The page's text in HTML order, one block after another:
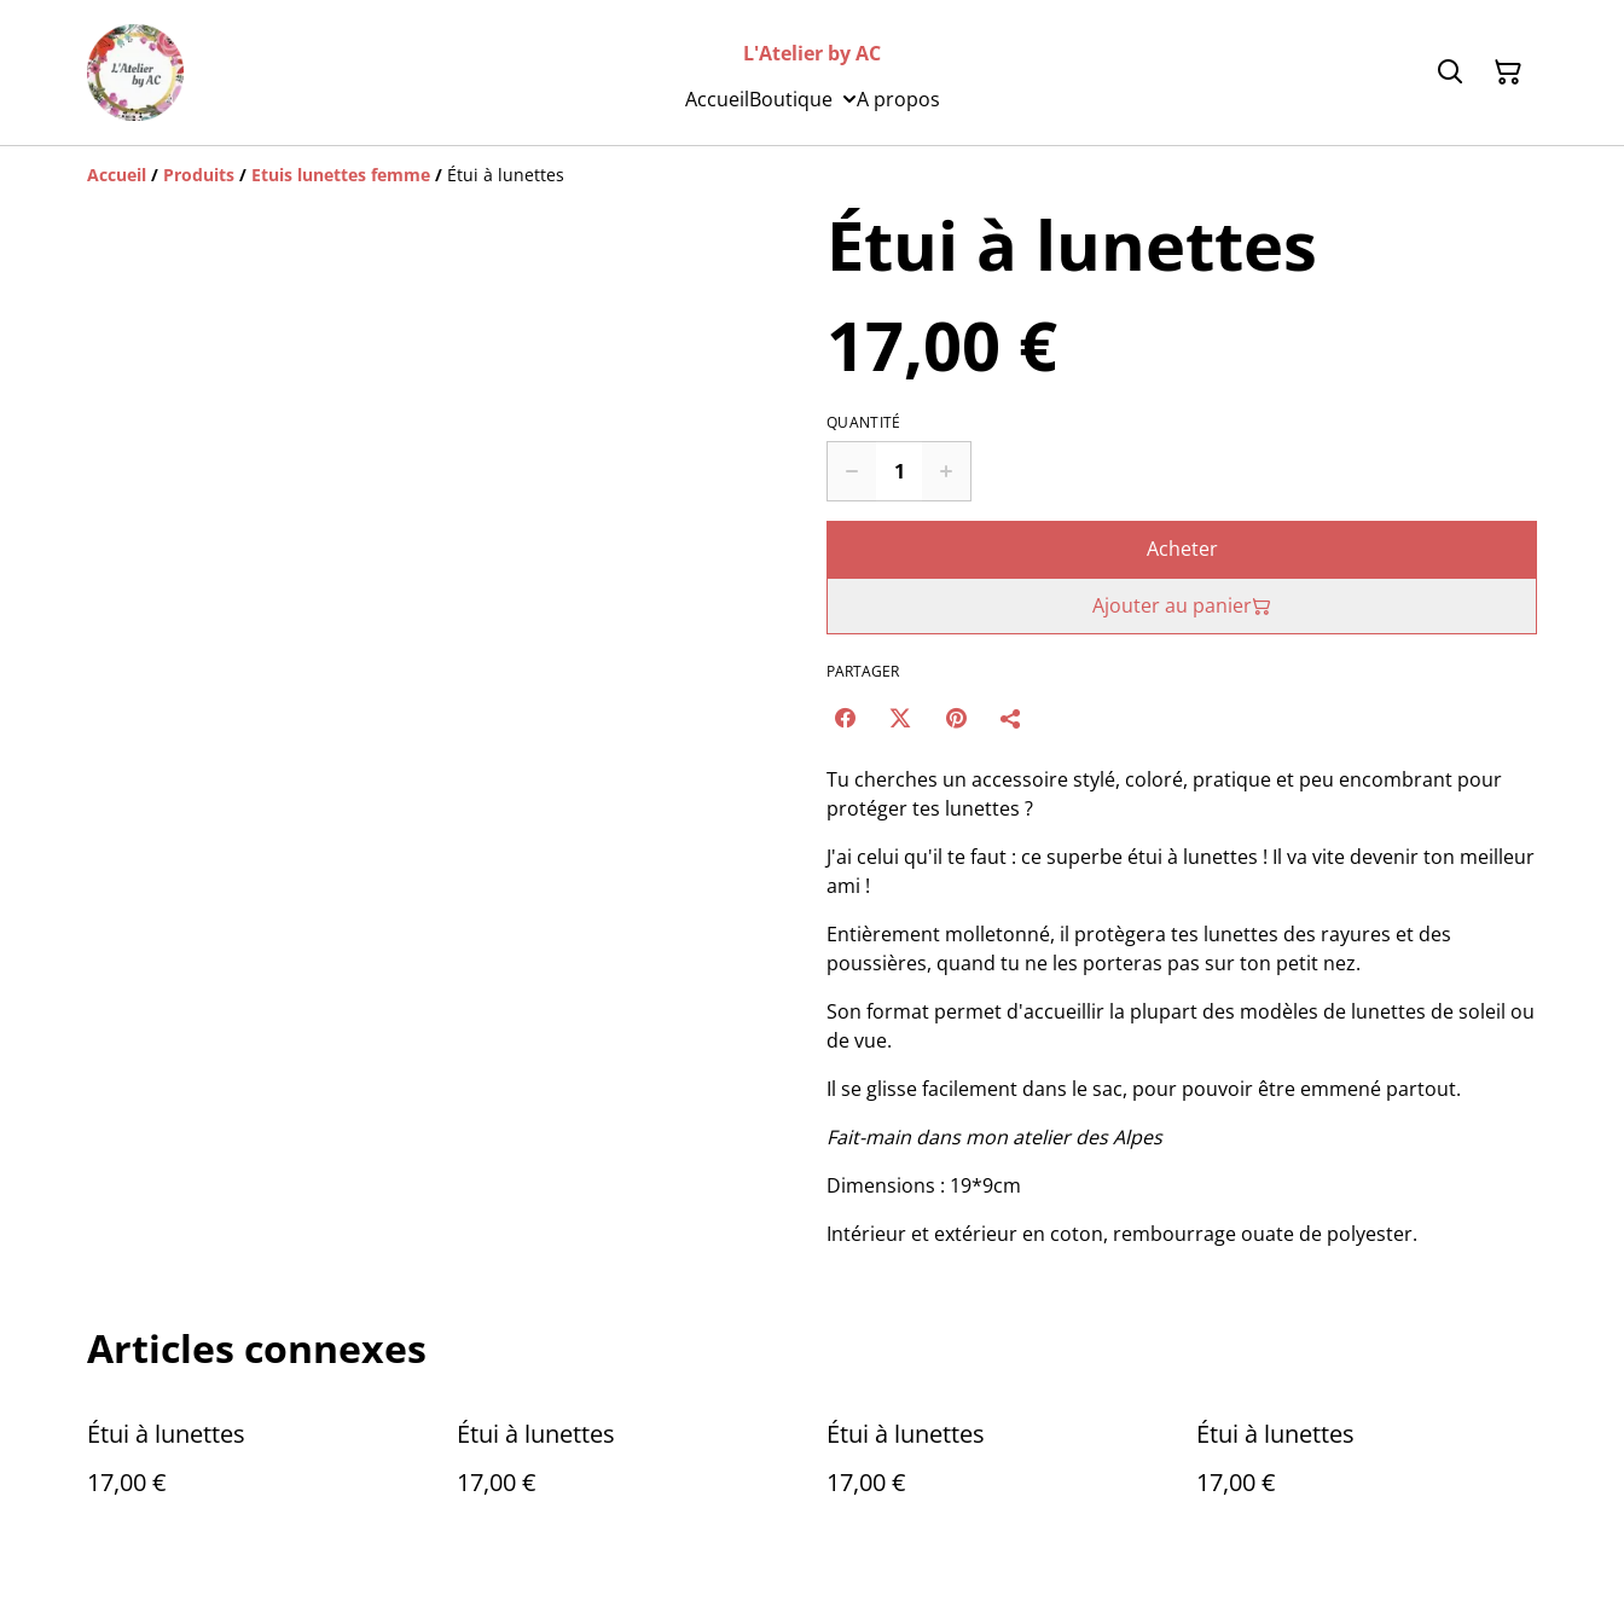
L'Atelier by AC
AccueilBoutique A propos
Accueil / Produits / Etuis lunettes femme / Étui à lunettes
Étui à lunettes
17,00 €
QUANTITÉ
Acheter
Ajouter au panier
PARTAGER
Tu cherches un accessoire stylé, coloré, pratique et peu encombrant pour
protéger tes lunettes ?
J'ai celui qu'il te faut : ce superbe étui à lunettes ! Il va vite devenir ton meilleur
ami !
Entièrement molletonné, il protègera tes lunettes des rayures et des
poussières, quand tu ne les porteras pas sur ton petit nez.
Son format permet d'accueillir la plupart des modèles de lunettes de soleil ou
de vue.
Il se glisse facilement dans le sac, pour pouvoir être emmené partout.
Fait-main dans mon atelier des Alpes
Dimensions : 19*9cm
Intérieur et extérieur en coton, rembourrage ouate de polyester.
Articles connexes
Étui à lunettes
17,00 €
Étui à lunettes
17,00 €
Étui à lunettes
17,00 €
Étui à lunettes
17,00 €